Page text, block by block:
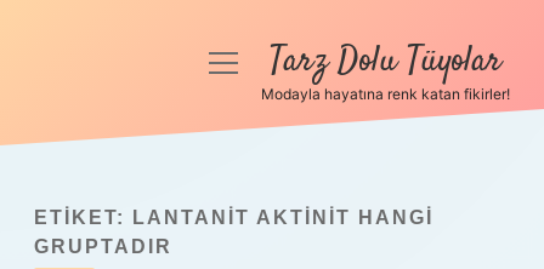
Anasayfa
Yasal Uyarı
menüyüTarz Dolu Tüyolar
Modayla hayatına renk katan fikirler!
ETIKET:
LANTANIT AKTINIT HANGI
GRUPTADIR